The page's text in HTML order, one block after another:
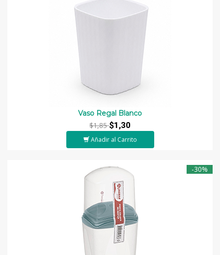
Vaso Regal Blanco
$1,85$1,30
Añadir al Carrito
-30%